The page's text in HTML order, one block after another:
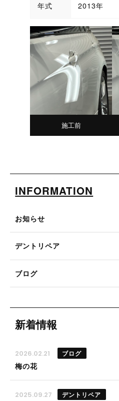
年式 2013年
施工前
INFORMATION
お知らせ
デントリペア
ブログ
新着情報
2026.02.21 ブログ
梅の花
2025.09.27 デントリペア